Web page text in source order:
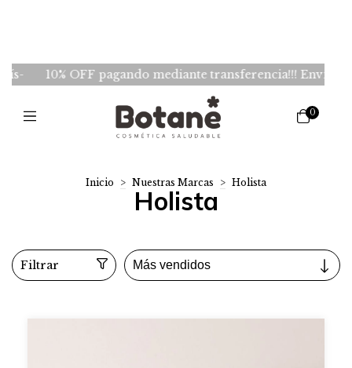
10% OFF pagando mediante transferencia!!! Envios
0
Inicio > Nuestras Marcas > Holista
Holista
Filtrar